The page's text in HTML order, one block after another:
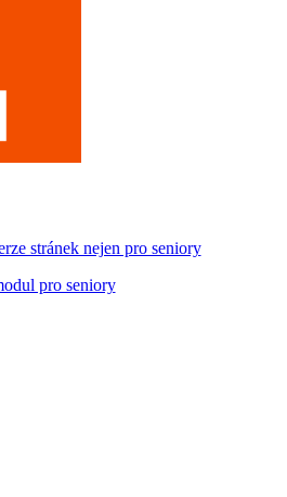
stránek nejen pro seniory